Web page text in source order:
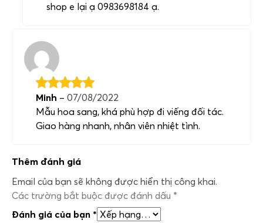
shop e lại ạ 0983698184 ạ.
Minh – 07/08/2022
Mẫu hoa sang, khá phù hợp đi viếng đối tác.
Giao hàng nhanh, nhân viên nhiệt tình.
Thêm đánh giá
Email của bạn sẽ không được hiển thị công khai.
Các trường bắt buộc được đánh dấu *
Đánh giá của bạn *